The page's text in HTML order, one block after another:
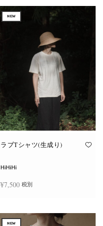
の
商
品
は
複
数
の
バ
エ
ョ
ま
オ
ジ
NEW
ラブTシャツ(生成り)
HiHiHi
¥7,500 税別
の
商
NEW